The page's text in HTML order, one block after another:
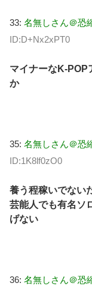
33: 名無しさん＠恐
ID:D+Nx2xPT0
マイナーなK-POP
か
35: 名無しさん＠恐
ID:1K8lf0zO0
養う程稼いでない
芸能人でも有名ソ
げない
36: 名無しさん＠恐